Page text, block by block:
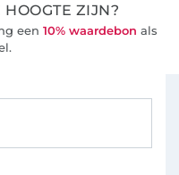
ZIJN?
een 10% waardebon als